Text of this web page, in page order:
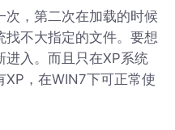
，第二次在加载的时候
不大指定的文件。要想
进入。而且只在XP系统
XP，在WIN7下可正常使